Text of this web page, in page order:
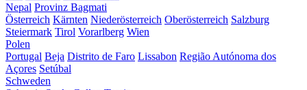
Nepal Provinz Bagmati
Österreich Kärnten Niederösterreich Oberösterreich Salzburg
Steiermark Tirol Vorarlberg Wien
Polen
Portugal Beja Distrito de Faro Lissabon Região Autónoma dos
Açores Setúbal
Schweden